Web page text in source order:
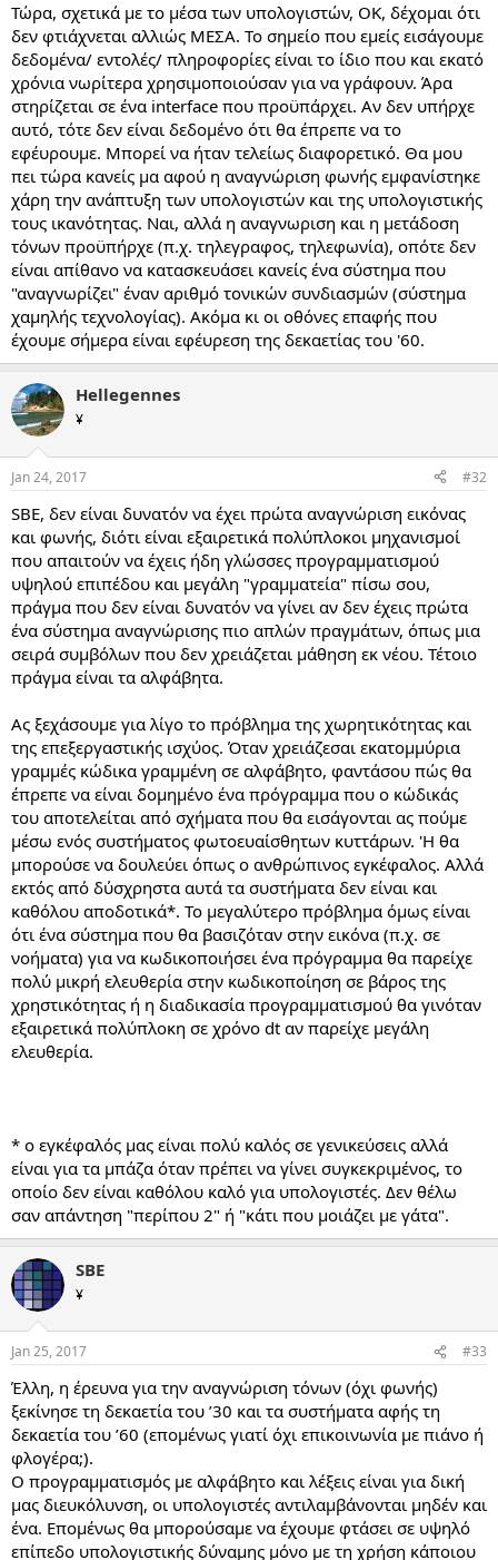
Τώρα, σχετικά με το μέσα των υπολογιστών, ΟΚ, δέχομαι ότι
δεν φτιάχνεται αλλιώς ΜΕΣΑ. Το σημείο που εμείς εισάγουμε
δεδομένα/ εντολές/ πληροφορίες είναι το ίδιο που και εκατό
χρόνια νωρίτερα χρησιμοποιούσαν για να γράφουν. Άρα
στηρίζεται σε ένα interface που προϋπάρχει. Αν δεν υπήρχε
αυτό, τότε δεν είναι δεδομένο ότι θα έπρεπε να το
εφέυρουμε. Μπορεί να ήταν τελείως διαφορετικό. Θα μου
πει τώρα κανείς μα αφού η αναγνώριση φωνής εμφανίστηκε
χάρη την ανάπτυξη των υπολογιστών και της υπολογιστικής
τους ικανότητας. Ναι, αλλά η αναγνωριση και η μετάδοση
τόνων προϋπήρχε (π.χ. τηλεγραφος, τηλεφωνία), οπότε δεν
είναι απίθανο να κατασκευάσει κανείς ένα σύστημα που
"αναγνωρίζει" έναν αριθμό τονικών συνδιασμών (σύστημα
χαμηλής τεχνολογίας). Ακόμα κι οι οθόνες επαφής που
έχουμε σήμερα είναι εφέυρεση της δεκαετίας του '60.
Hellegennes
¥
Jan 24, 2017 #32
SBE, δεν είναι δυνατόν να έχει πρώτα αναγνώριση εικόνας
και φωνής, διότι είναι εξαιρετικά πολύπλοκοι μηχανισμοί
που απαιτούν να έχεις ήδη γλώσσες προγραμματισμού
υψηλού επιπέδου και μεγάλη "γραμματεία" πίσω σου,
πράγμα που δεν είναι δυνατόν να γίνει αν δεν έχεις πρώτα
ένα σύστημα αναγνώρισης πιο απλών πραγμάτων, όπως μια
σειρά συμβόλων που δεν χρειάζεται μάθηση εκ νέου. Τέτοιο
πράγμα είναι τα αλφάβητα.
Ας ξεχάσουμε για λίγο το πρόβλημα της χωρητικότητας και
της επεξεργαστικής ισχύος. Όταν χρειάζεσαι εκατομμύρια
γραμμές κώδικα γραμμένη σε αλφάβητο, φαντάσου πώς θα
έπρεπε να είναι δομημένο ένα πρόγραμμα που ο κώδικάς
του αποτελείται από σχήματα που θα εισάγονται ας πούμε
μέσω ενός συστήματος φωτοευαίσθητων κυττάρων. 'Η θα
μπορούσε να δουλεύει όπως ο ανθρώπινος εγκέφαλος. Αλλά
εκτός από δύσχρηστα αυτά τα συστήματα δεν είναι και
καθόλου αποδοτικά*. Το μεγαλύτερο πρόβλημα όμως είναι
ότι ένα σύστημα που θα βασιζόταν στην εικόνα (π.χ. σε
νοήματα) για να κωδικοποιήσει ένα πρόγραμμα θα παρείχε
πολύ μικρή ελευθερία στην κωδικοποίηση σε βάρος της
χρηστικότητας ή η διαδικασία προγραμματισμού θα γινόταν
εξαιρετικά πολύπλοκη σε χρόνο dt αν παρείχε μεγάλη
ελευθερία.
* ο εγκέφαλός μας είναι πολύ καλός σε γενικεύσεις αλλά
είναι για τα μπάζα όταν πρέπει να γίνει συγκεκριμένος, το
οποίο δεν είναι καθόλου καλό για υπολογιστές. Δεν θέλω
σαν απάντηση "περίπου 2" ή "κάτι που μοιάζει με γάτα".
SBE
¥
Jan 25, 2017 #33
Έλλη, η έρευνα για την αναγνώριση τόνων (όχι φωνής)
ξεκίνησε τη δεκαετία του ’30 και τα συστήματα αφής τη
δεκαετία του ’60 (επομένως γιατί όχι επικοινωνία με πιάνο ή
φλογέρα;).
Ο προγραμματισμός με αλφάβητο και λέξεις είναι για δική
μας διευκόλυνση, οι υπολογιστές αντιλαμβάνονται μηδέν και
ένα. Επομένως θα μπορούσαμε να έχουμε φτάσει σε υψηλό
επίπεδο υπολογιστικής δύναμης μόνο με τη χρήση κάποιου